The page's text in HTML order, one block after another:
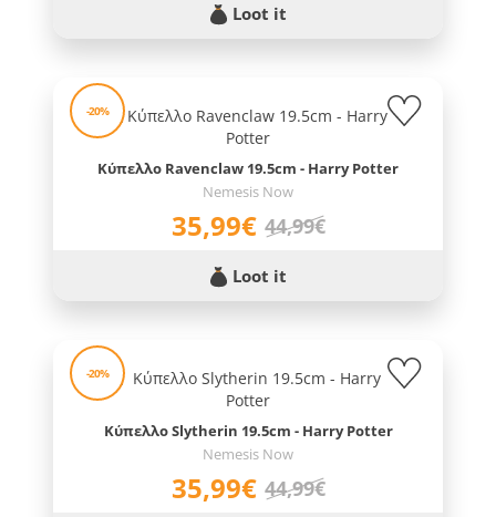
Loot it
-20%
Κύπελλο Ravenclaw 19.5cm - Harry Potter
Nemesis Now
35,99€ 44,99€
Loot it
-20%
Κύπελλο Slytherin 19.5cm - Harry Potter
Nemesis Now
35,99€ 44,99€